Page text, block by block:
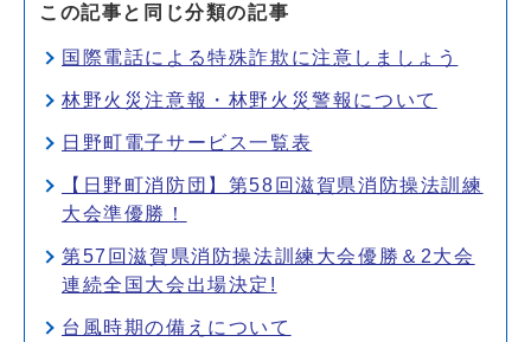
この記事と同じ分類の記事
国際電話による特殊詐欺に注意しましょう
林野火災注意報・林野火災警報について
日野町電子サービス一覧表
【日野町消防団】第58回滋賀県消防操法訓練
大会準優勝！
第57回滋賀県消防操法訓練大会優勝＆2大会
連続全国大会出場決定!
台風時期の備えについて